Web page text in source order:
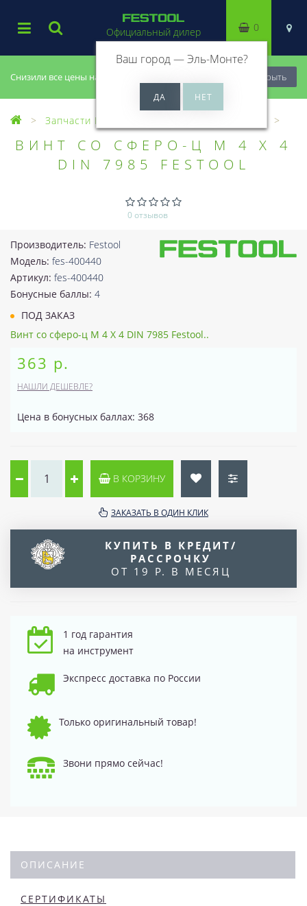
Снизили все цены на 20%, успей купить! Закрыть
Официальный дилер
Ваш город —Эль-Монте?
0
Запчасти Festool
ВИНТ СО СФЕРО-Ц M 4 X 4
DIN 7985 FESTOOL
0 отзывов
Производитель: Festool
Модель: fes-400440
Артикул: fes-400440
Бонусные баллы: 4
ПОД ЗАКАЗ
Винт со сферо-ц M 4 X 4 DIN 7985 Festool..
363 р.
НАШЛИ ДЕШЕВЛЕ?
Цена в бонусных баллах: 368
В КОРЗИНУ
ЗАКАЗАТЬ В ОДИН КЛИК
КУПИТЬ В КРЕДИТ/
РАССРОЧКУ
ОТ 19 Р. В МЕСЯЦ
1 год гарантия
на инструмент
Экспресс доставка по России
Только оригинальный товар!
Звони прямо сейчас!
ОПИСАНИЕ
СЕРТИФИКАТЫ